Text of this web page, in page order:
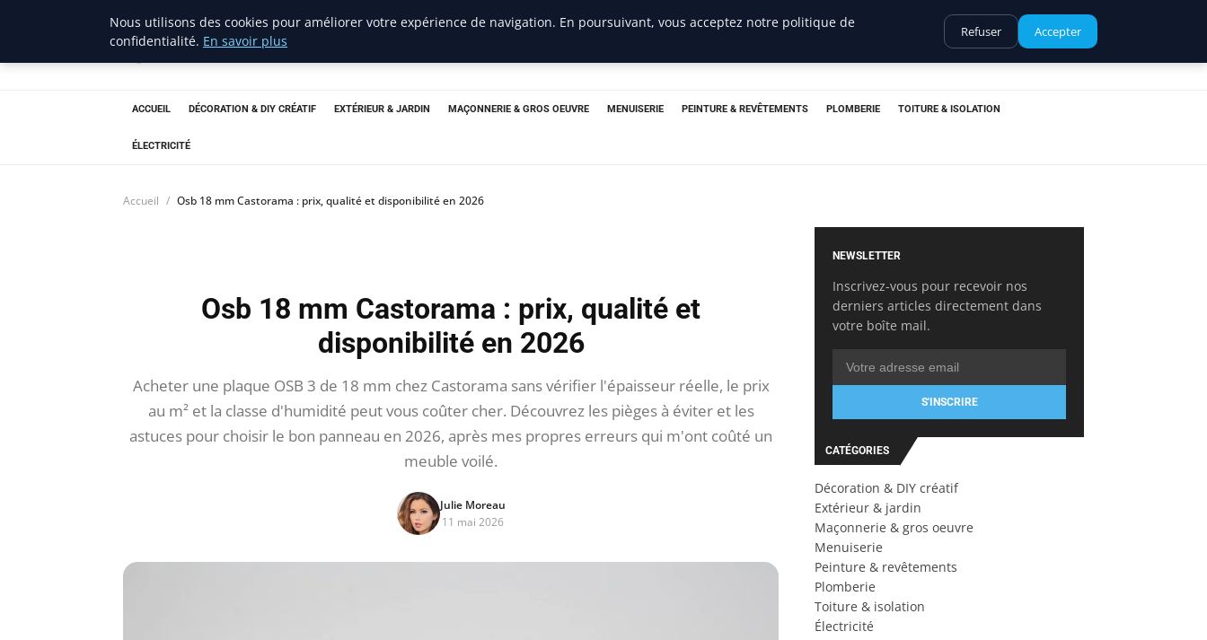
ravenproject
ACCUEIL DÉCORATION & DIY CRÉATIF EXTÉRIEUR & JARDIN MAÇONNERIE & GROS OEUVRE MENUISERIE PEINTURE & REVÊTEMENTS PLOMBERIE TOITURE & ISOLATION
ÉLECTRICITÉ
Accueil Osb 18 mm Castorama : prix, qualité et disponibilité en 2026
Osb 18 mm Castorama : prix, qualité et
disponibilité en 2026
Acheter une plaque OSB 3 de 18 mm chez Castorama sans vérifier l'épaisseur réelle, le prix
au m² et la classe d'humidité peut vous coûter cher. Découvrez les pièges à éviter et les
astuces pour choisir le bon panneau en 2026, après mes propres erreurs qui m'ont coûté un
meuble voilé.
Julie Moreau
11 mai 2026
NEWSLETTER
Inscrivez-vous pour recevoir nos
derniers articles directement dans
votre boîte mail.
S'INSCRIRE
CATÉGORIES
Décoration & DIY créatif
Extérieur & jardin
Maçonnerie & gros oeuvre
Menuiserie
Peinture & revêtements
Plomberie
Toiture & isolation
Électricité
Nous utilisons des cookies pour améliorer votre expérience de navigation. En poursuivant, vous acceptez notre politique de
confidentialité. En savoir plus
Refuser Accepter